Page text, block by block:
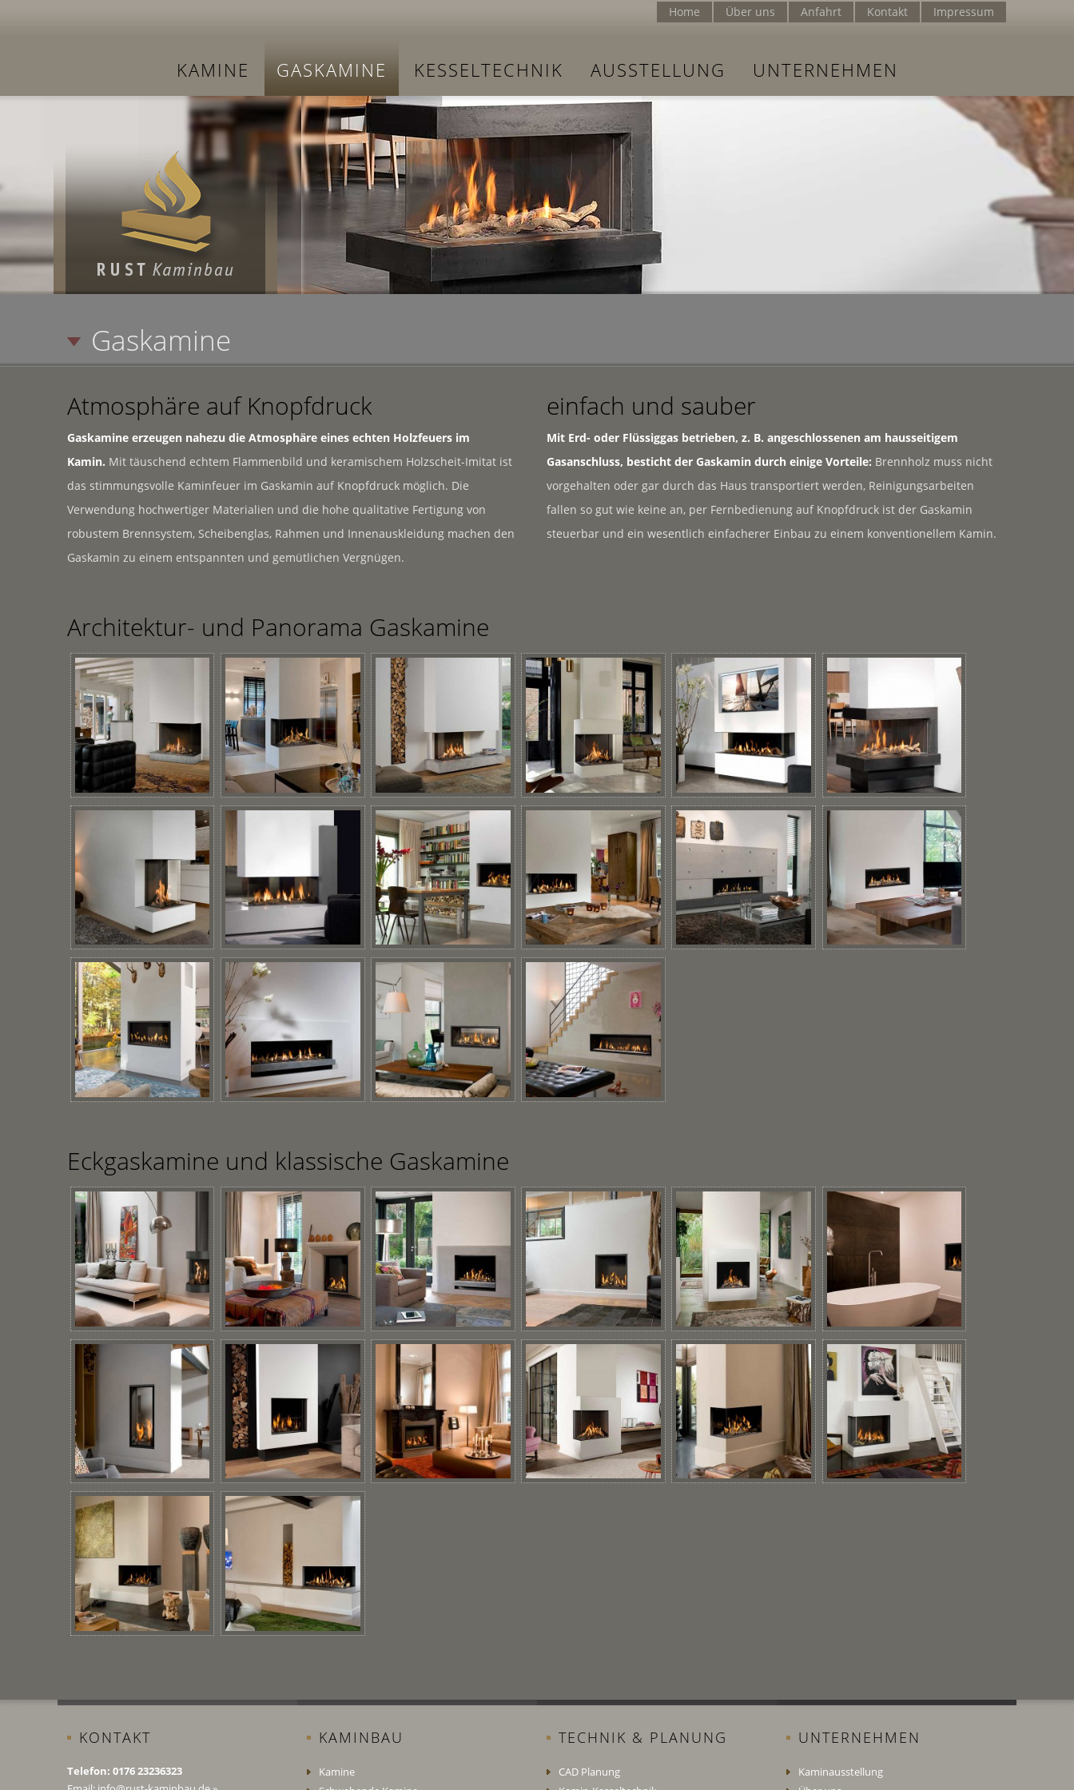
Impressum
Kontakt
Anfahrt
Über uns
Home
KAMINE GASKAMINE KESSELTECHNIK AUSSTELLUNG UNTERNEHMEN
Gaskamine
Atmosphäre auf Knopfdruck
Gaskamine erzeugen nahezu die Atmosphäre eines echten Holzfeuers im
Kamin. Mit täuschend echtem Flammenbild und keramischem Holzscheit-Imitat ist
das stimmungsvolle Kaminfeuer im Gaskamin auf Knopfdruck möglich. Die
Verwendung hochwertiger Materialien und die hohe qualitative Fertigung von
robustem Brennsystem, Scheibenglas, Rahmen und Innenauskleidung machen den
Gaskamin zu einem entspannten und gemütlichen Vergnügen.
einfach und sauber
Mit Erd- oder Flüssiggas betrieben, z. B. angeschlossenen am hausseitigem
Gasanschluss, besticht der Gaskamin durch einige Vorteile: Brennholz muss nicht
vorgehalten oder gar durch das Haus transportiert werden, Reinigungsarbeiten
fallen so gut wie keine an, per Fernbedienung auf Knopfdruck ist der Gaskamin
steuerbar und ein wesentlich einfacherer Einbau zu einem konventionellem Kamin.
Architektur- und Panorama Gaskamine
Eckgaskamine und klassische Gaskamine
KONTAKT
Telefon: 0176 23236323
KAMINBAU
Kamine
TECHNIK & PLANUNG
CAD Planung
UNTERNEHMEN
Kaminausstellung